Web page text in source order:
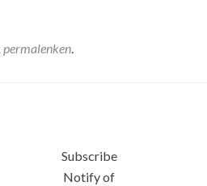
permalenken.
Subscribe
Notify of